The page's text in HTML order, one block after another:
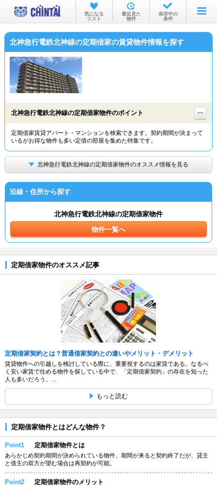
お部屋を探す
沿線・駅から
物件特集から
TOP
気になる
リスト
最近見た
物件
保存中の
条件
北神急行電鉄北神線の定期借家の賃貸物件情報を探す
北神急行電鉄北神線の定期借家物件のポイント
定期借家賃貸アパート・マンションを検索できます。契約期間が決まって
いるがお得な物件も多い定借の部屋を集めた特集です。
北神急行電鉄北神線の定期借家物件のオススメ情報を見る
沿線・住所から探す
北神急行電鉄北神線の定期借家物件
物件一覧へ
定期借家物件のオススメ記事
定期借家契約とは？普通借家契約との違いやメリット・デメリット
賃貸物件への引越しを検討している際に、重要視するのは家賃である。なるべ
く安い家賃で住める物件を探している中で、「定期借家契約」の存在を知った
人も多いだろう。...
もっと読む
定期借家物件とはどんな物件？
Point1 定期借家物件とは
あらかじめ契約期間が決められている物件。期間が来ると契約終了だが、貸主
と借主の双方が望む場合は再契約が可能。
Point2 定期借家物件のメリット